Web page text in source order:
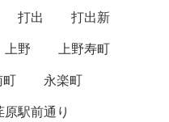
打出
打出新
上野
上野寿町
町
永楽町
原駅前通り